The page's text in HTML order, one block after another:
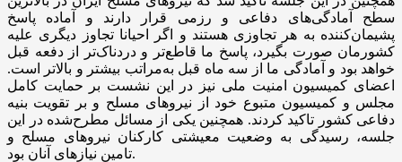
سطح آمادگی‌های دفاعی و رزمی قرار دارند و آماده پاسخ
پشیمان‌کننده به هر تجاوزی هستند و اگر احیانا تجاوز دیگری علیه
کشورمان صورت بگیرد، پاسخ ما قاطع‌تر و دردناک‌تر از دفعه قبل
خواهد بود و آمادگی ما از سه ماه قبل به‌مراتب بیشتر و بالاتر است.
اعضای کمیسیون امنیت ملی نیز در این نشست بر حمایت کامل
مجلس و کمیسیون متبوع خود از نیرو‌های مسلح و بر تقویت بنیه
دفاعی کشور تاکید کردند. همچنین یکی از مسائل مطرح‌شده در این
جلسه، رسیدگی به وضعیت معیشتی کارکنان نیرو‌های مسلح و
تامین نیاز‌های آنان بود.